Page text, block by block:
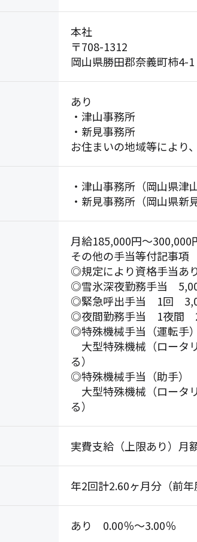
本社
〒708-1312
岡山県勝田郡奈義町柿4-1
あり
・津山事務所
・新見事務所
お住まいの地域等により
・津山事務所（岡山県津
・新見事務所（岡山県新
月給185,000円〜300,000
その他の手当等付記事項
◎規定により資格手当
◎雪氷深夜勤務手当
◎緊急呼出手当 1回
◎夜間勤務手当 1夜間
◎特殊機械手当（運転
大型特殊機械（ロータ
る）
◎特殊機械手当（助手）
大型特殊機械（ロータ
る）
実費支給（上限あり）月
年2回計2.60ヶ月分（前年
あり 0.00％～3.00％